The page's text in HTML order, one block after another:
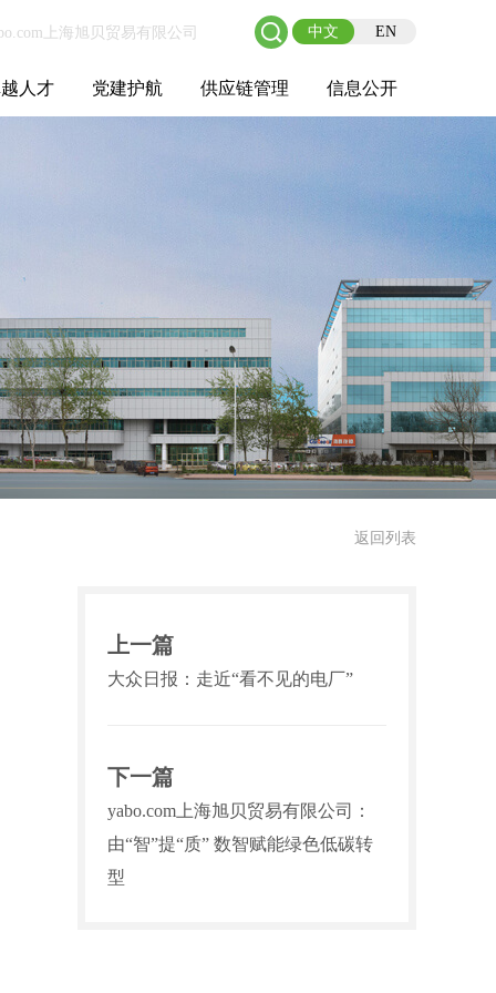
中文 EN
人才 党建护航 供应链管理 信息公开
返回列表
上一篇
大众日报：走近“看不见的电厂”
下一篇
yabo.com上海旭贝贸易有限公司：
由“智”提“质” 数智赋能绿色低碳转
型